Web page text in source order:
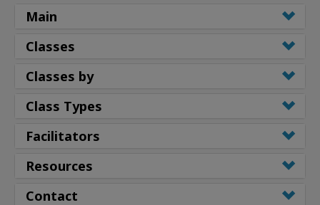
Main
Classes
Classes by
Class Types
Facilitators
Resources
Contact